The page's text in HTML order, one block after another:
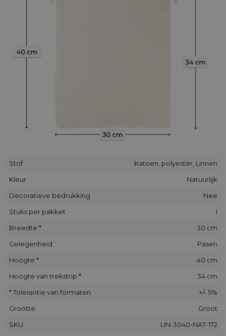
boodschappentassen of gewoon: als stijlvolle
geschenkverpakkingen.
In het aanbod van onze winkel vind je goedkope zakken
Stof
Katoen, polyester, Linnen
Kleur
Natuurlijk
Decoratieve bedrukking
Nee
Stuks per pakket
1
Breedte *
30 cm
Gelegenheid
Pasen
Hoogte *
40 cm
Hoogte van trekstrip *
34 cm
* Tolerantie van formaten
+/- 5%
Grootte
Groot
SKU
LIN-3040-NAT-172